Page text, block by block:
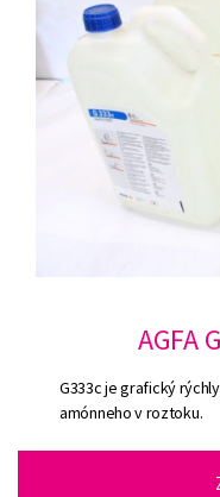
AGFA
G333c je grafický
amónneho v roztoku.